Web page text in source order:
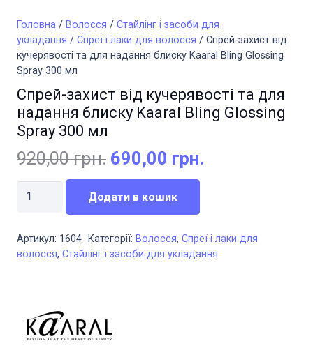
Головна / Волосся / Стайлінг і засоби для
укладання / Спреї і лаки для волосся / Спрей-захист від
кучерявості та для надання блиску Kaaral Bling Glossing
Spray 300 мл
Спрей-захист від кучерявості та для
надання блиску Kaaral Bling Glossing
Spray 300 мл
920,00грн. Оригінальна
ціна:
920,00 грн..
690,00 грн.
Спрей-
кучерявості
блиску
Додати в кошик
Артикул: 1604 Категорії: Волосся, Спреї і лаки для
волосся, Стайлінг і засоби для укладання